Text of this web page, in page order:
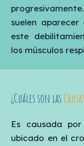
suelen
este
los músculos
¿Cuáles son las Causas
Es causada
ubicado en el